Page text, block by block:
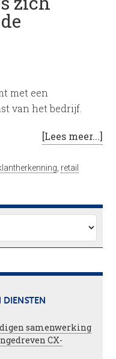
met een
van het bedrijf.
[Lees meer...]
retail
DIENSTEN
samenwerking
CX-